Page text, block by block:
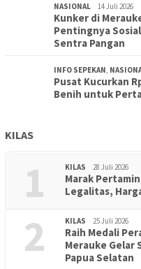
NASIONAL 14 Juli 2026
Kunker di
Pentingnya
Sentra Pangan
INFO SEPEKAN,
Pusat Kucurkan
Benih untuk
KILAS
1 KILAS 28 Juli 2026
Marak
Legalitas,
2 KILAS 25 Juli 2026
Raih Medali
Merauke Gelar
Papua Selatan